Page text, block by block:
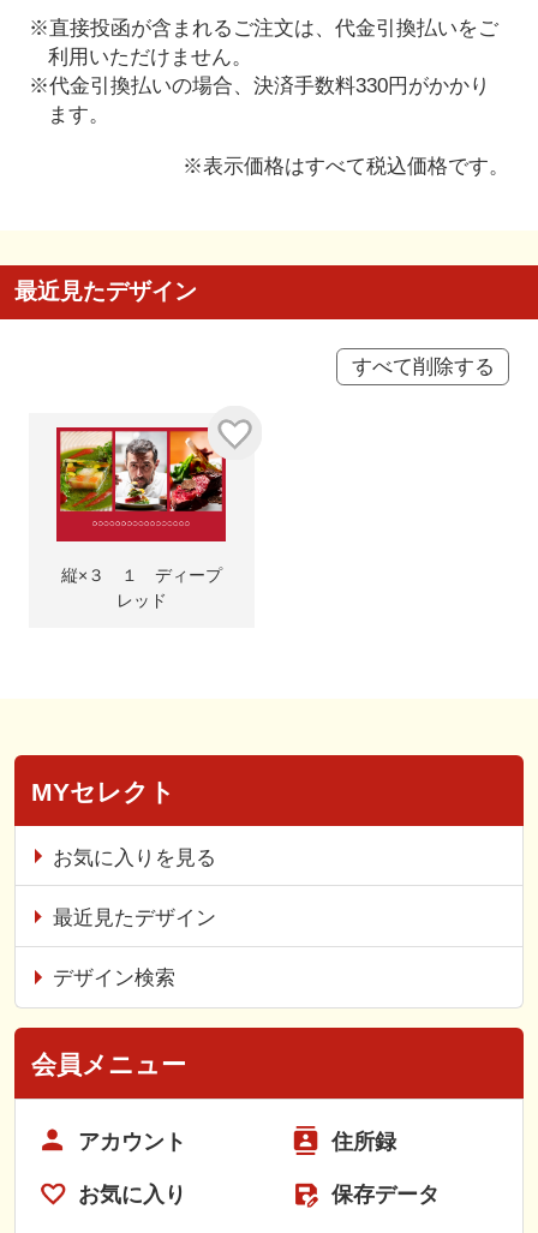
※直接投函が含まれるご注文は、代金引換払いをご
利用いただけません。
※代金引換払いの場合、決済手数料330円がかかり
ます。
※表示価格はすべて税込価格です。
最近見たデザイン
すべて削除する
縦×３ １ ディープ
レッド
MYセレクト
お気に入りを見る
最近見たデザイン
デザイン検索
会員メニュー
アカウント 住所録
お気に入り 保存データ